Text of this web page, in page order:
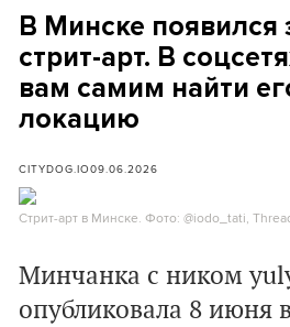
В Минске появился
стрит-арт. В
вам самим найти
локацию
CITYDOG.IO09.06.2026
Стрит-арт в Минске. Фото: @iodo_tati,
Минчанка с ником
опубликовала 8 июня